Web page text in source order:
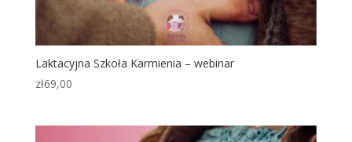
Laktacyjna Szkoła Karmienia – webinar
zł69,00